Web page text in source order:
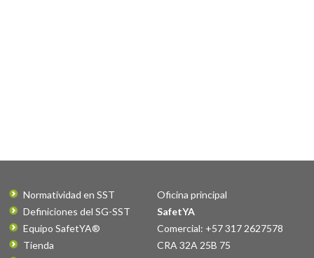
Normatividad en SST
Definiciones del SG-SST
Equipo SafetYA®
Tienda
Oficina principal
SafetYA
Comercial: +57 317 2627578
CRA 32A 25B 75